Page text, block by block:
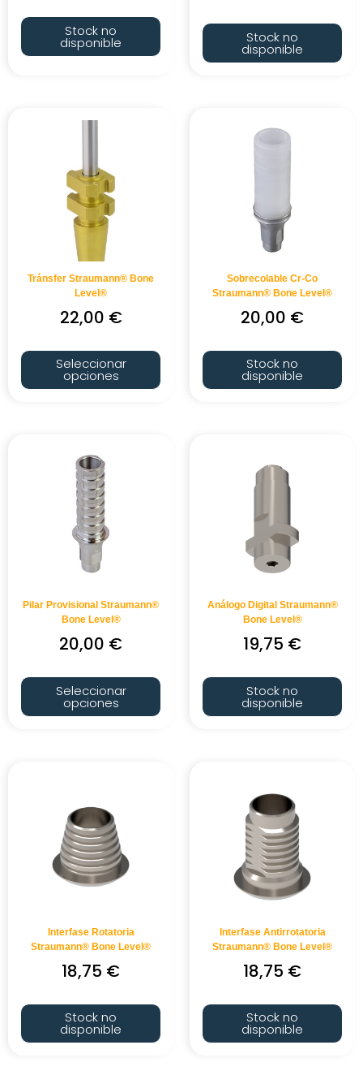
Stock no
disponible Stock no
disponible
Tránsfer Straumann® Bone
Level®
22,00 €
Seleccionar
opciones
Sobrecolable Cr-Co
Straumann® Bone Level®
20,00 €
Stock no
disponible
Pilar Provisional Straumann®
Bone Level®
20,00 €
Seleccionar
opciones
Análogo Digital Straumann®
Bone Level®
19,75 €
Stock no
disponible
Interfase Rotatoria
Straumann® Bone Level®
18,75 €
Stock no
disponible
Interfase Antirrotatoria
Straumann® Bone Level®
18,75 €
Stock no
disponible